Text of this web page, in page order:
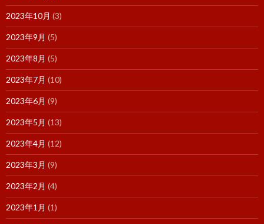
2023年10月 (3)
2023年9月 (5)
2023年8月 (5)
2023年7月 (10)
2023年6月 (9)
2023年5月 (13)
2023年4月 (12)
2023年3月 (9)
2023年2月 (4)
2023年1月 (1)